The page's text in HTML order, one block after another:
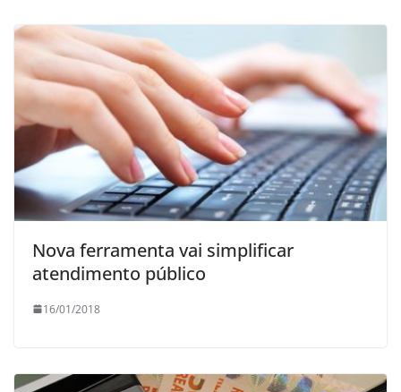
Nova ferramenta vai simplificar
atendimento público
16/01/2018